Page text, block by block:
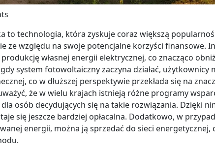
to technologia, która zyskuje coraz większą
ze względu na swoje potencjalne korzyści finansowe.
własnej energii elektrycznej, co znacząco
system fotowoltaiczny zaczyna działać, użytkownicy
co w dłuższej perspektywie przekłada się na
że w wielu krajach istnieją różne programy
osób decydujących się na takie rozwiązania. Dzięki
się jeszcze bardziej opłacalna. Dodatkowo, w
energii, można ją sprzedać do sieci